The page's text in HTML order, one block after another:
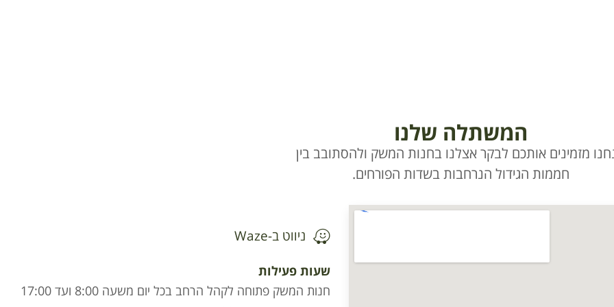
המשתלה שלנו
מזמינים אותכם לבקר אצלנו בחנות המשק ולהסתובב בין
חממות הגידול הנרחבות בשדות הפורחים.
ניווט ב-Waze
שעות פעילות
חנות המשק פתוחה לקהל הרחב בכל יום משעה 8:00 ועד 17:00